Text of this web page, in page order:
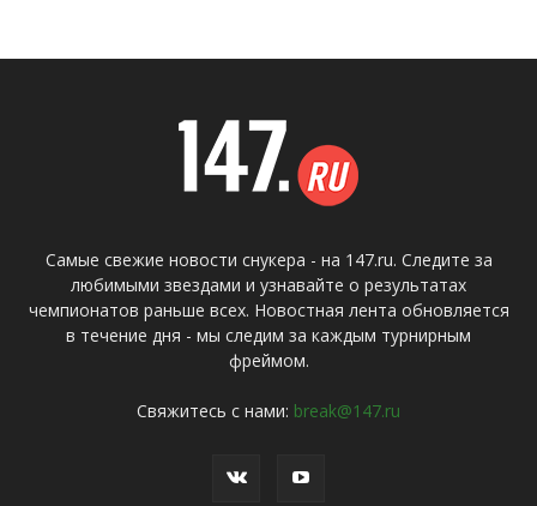
Самые свежие новости снукера - на 147.ru. Следите за
любимыми звездами и узнавайте о результатах
чемпионатов раньше всех. Новостная лента обновляется
в течение дня - мы следим за каждым турнирным
фреймом.
Свяжитесь с нами: break@147.ru